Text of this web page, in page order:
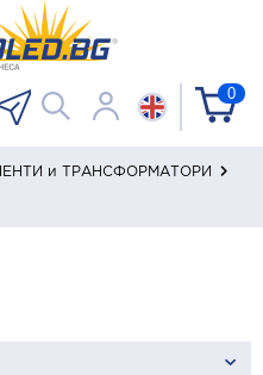
0
ЛЕНТИ и ТРАНСФОРМАТОРИ